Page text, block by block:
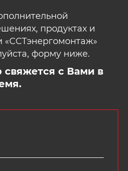
продуктах и
«ССТэнергомонтаж»
форму ниже.
с Вами в